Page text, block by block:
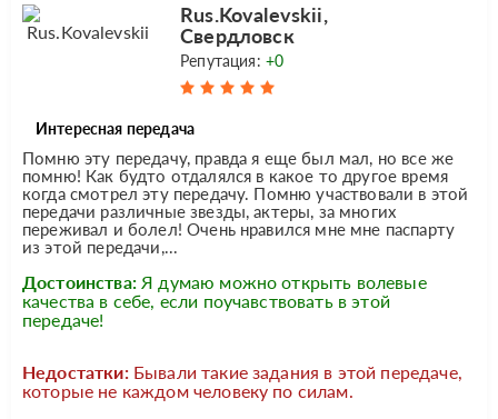
Rus.Kovalevskii,
Свердловск
Репутация: +0
Интересная передача
Помню эту передачу, правда я еще был мал, но все же
помню! Как будто отдалялся в какое то другое время
когда смотрел эту передачу. Помню участвовали в этой
передачи различные звезды, актеры, за многих
переживал и болел! Очень нравился мне мне паспарту
из этой передачи,...
Достоинства: Я думаю можно открыть волевые
качества в себе, если поучавствовать в этой
передаче!
Недостатки: Бывали такие задания в этой передаче,
которые не каждом человеку по силам.